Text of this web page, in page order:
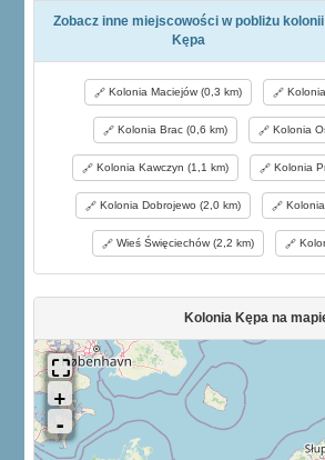
Zobacz inne miejscowości w pobliżu kolonii
Kępa
Kolonia Maciejów (0,3 km)
Kolonia Brac (0,6 km) Kolonia
Kolonia Kawczyn (1,1 km) Kolonia
Kolonia Dobrojewo (2,0 km) Kolonia
Wieś Święciechów (2,2 km)
Kolonia Kępa na